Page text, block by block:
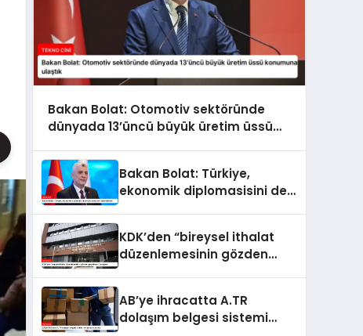
Bakan Bolat: Otomotiv sektöründe
dünyada 13’üncü büyük üretim üssü
Bakan Bolat: Türkiye,
ekonomik diplomasisini de
KDK’den “bireysel ithalat
düzenlemesinin gözden
AB’ye ihracatta A.TR
dolaşım belgesi sistemi